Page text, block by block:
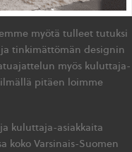
myötä tulleet tutuksi
tinkimättömän designin
myös kuluttaja-
pitäen loimme
kuluttaja-asiakkaita
koko Varsinais-Suomen